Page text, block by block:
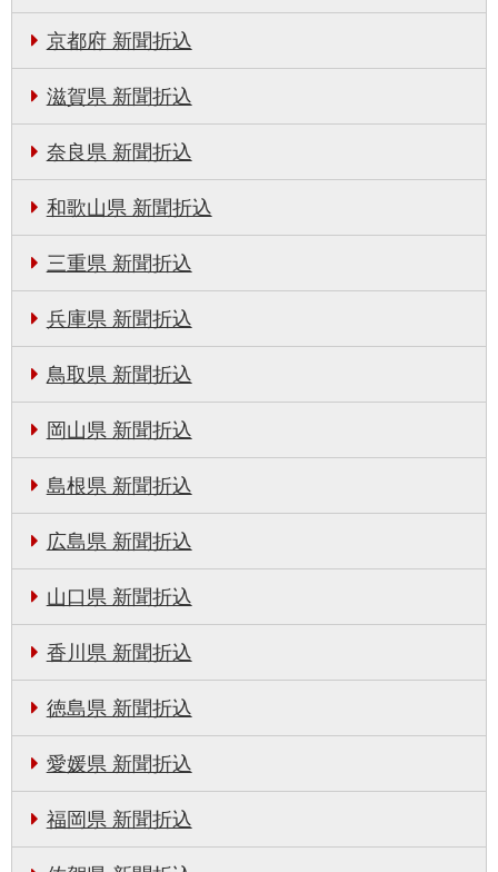
京都府 新聞折込
滋賀県 新聞折込
奈良県 新聞折込
和歌山県 新聞折込
三重県 新聞折込
兵庫県 新聞折込
鳥取県 新聞折込
岡山県 新聞折込
島根県 新聞折込
広島県 新聞折込
山口県 新聞折込
香川県 新聞折込
徳島県 新聞折込
愛媛県 新聞折込
福岡県 新聞折込